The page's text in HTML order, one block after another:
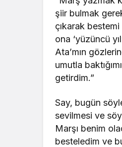
şiir bulmak
çıkarak
ona ‘yüzüncü
Ata’mın
umutla
getirdim.”
Say, bugün
sevilmesi ve
Marşı benim
besteledim ve